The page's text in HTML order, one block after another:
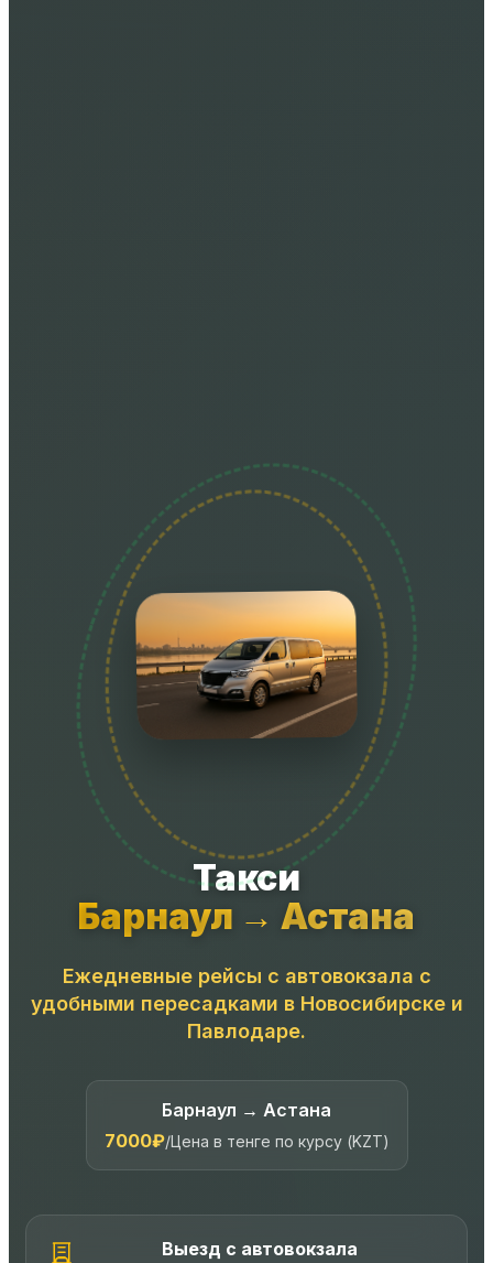
Такси
Барнаул → Астана
Ежедневные рейсы с автовокзала с
удобными пересадками в Новосибирске и
Павлодаре.
Барнаул → Астана
7000₽/Цена в тенге по курсу (KZT)
Выезд с автовокзала